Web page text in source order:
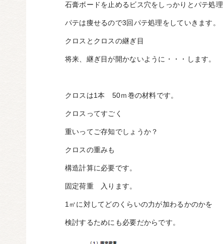
石膏ボードを止めるビス穴をしっかりとパテ処理
パテは痩せるので3回パテ処理をしていきます。
クロスとクロスの継ぎ目
将来、継ぎ目が開かないように・・・します。
クロスは1本 50ｍ巻の材料です。
クロスってすごく
重いってご存知でしょうか？
クロスの重みも
構造計算に必要です。
固定荷重 入ります。
1㎡に対してどのくらいの力が加わるかのかを
検討するためにも必要だからです。